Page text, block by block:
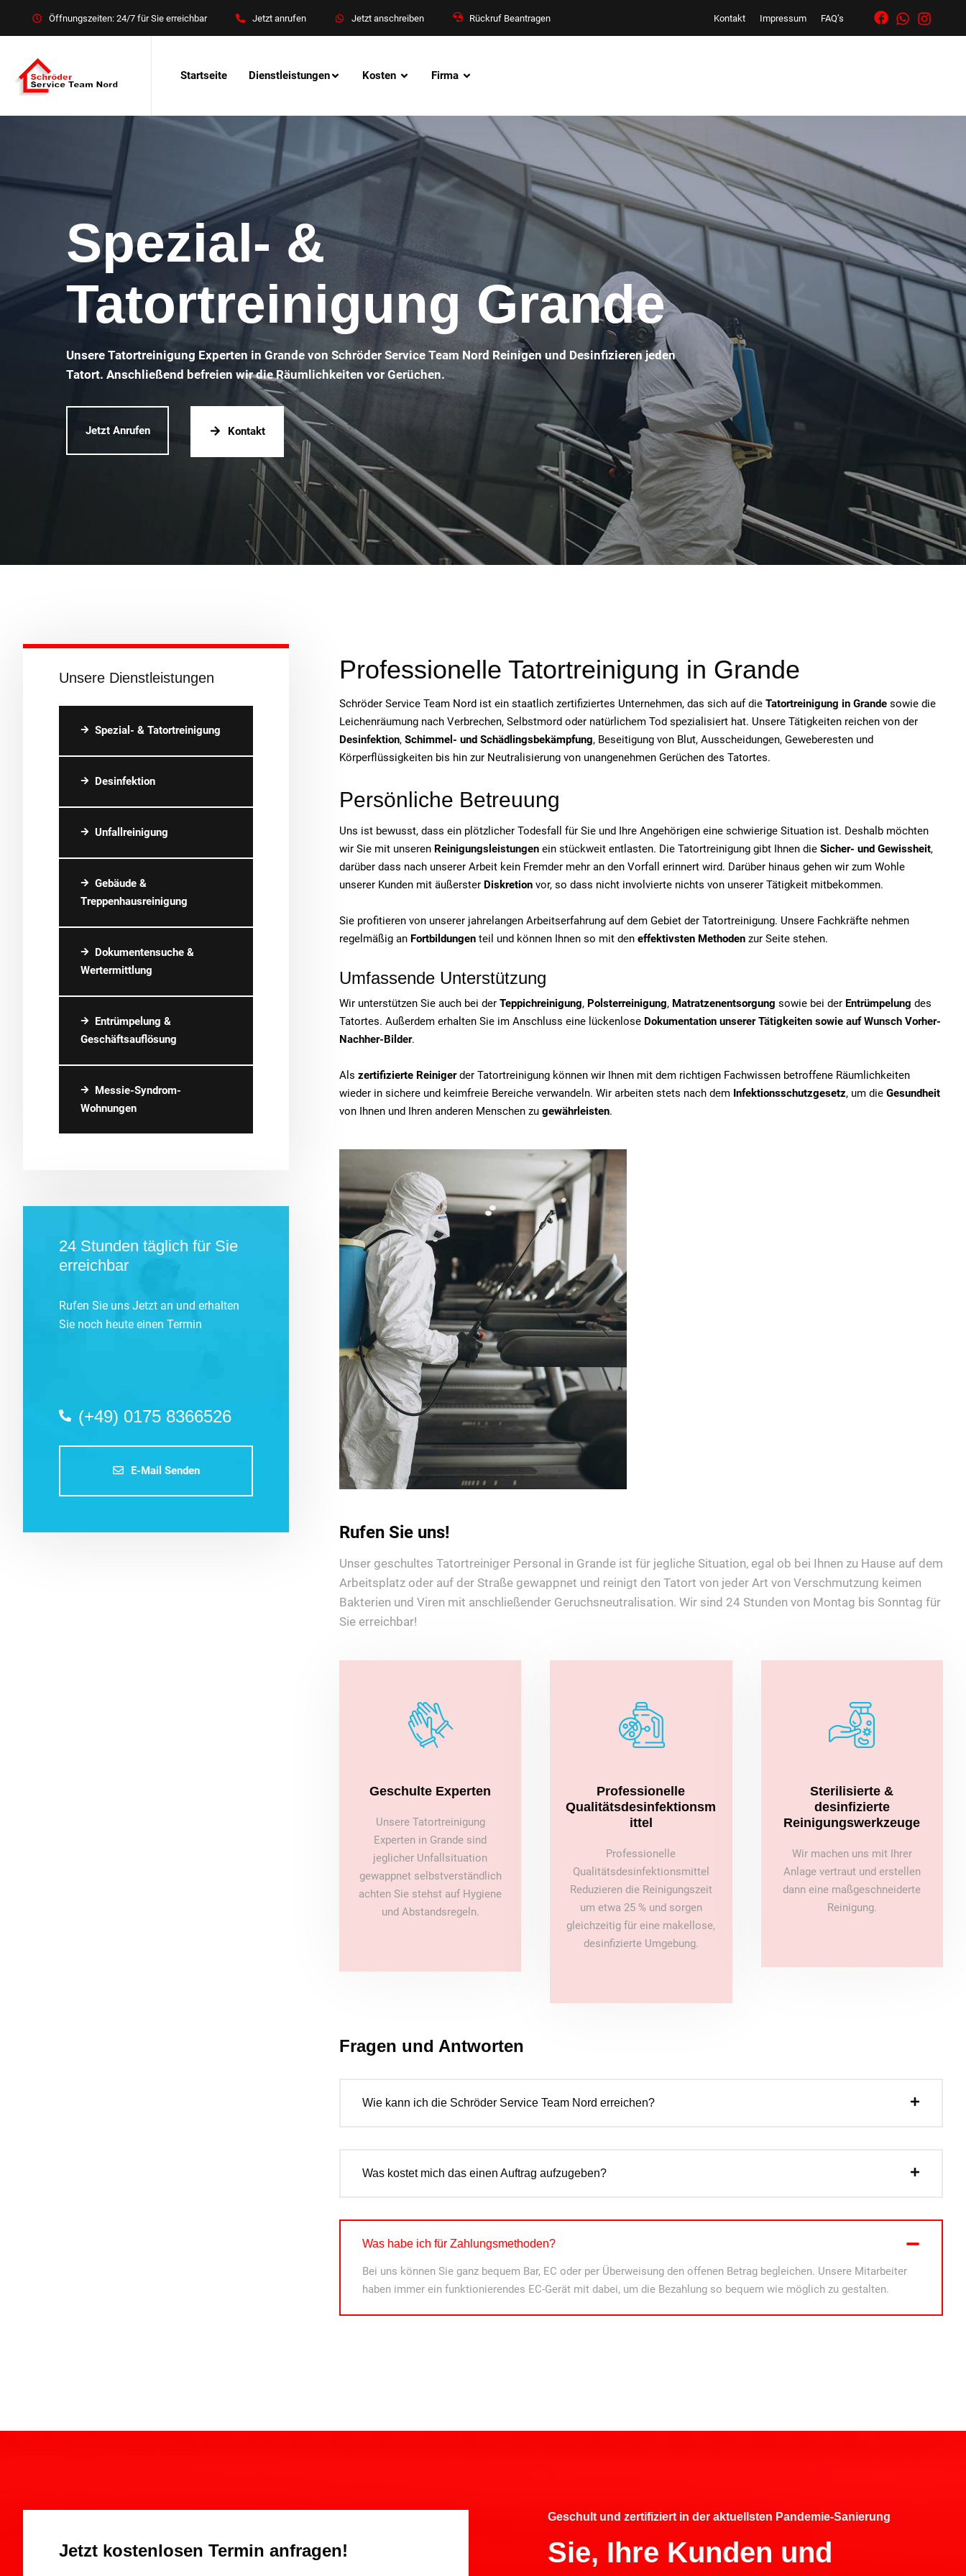
Öffnungszeiten: 24/7 für Sie erreichbar Jetzt anrufen Jetzt anschreiben Rückruf Beantragen Kontakt Impressum FAQ’s
Startseite Dienstleistungen Kosten Firma
Spezial- &
Tatortreinigung Grande
Unsere Tatortreinigung Experten in Grande von Schröder Service Team Nord Reinigen und Desinfizieren jeden
Tatort. Anschließend befreien wir die Räumlichkeiten vor Gerüchen.
Jetzt Anrufen Kontakt
Unsere Dienstleistungen
Spezial- & Tatortreinigung
Desinfektion
Unfallreinigung
Gebäude &
Treppenhausreinigung
Dokumentensuche &
Wertermittlung
Entrümpelung &
Geschäftsauflösung
Messie-Syndrom-
Wohnungen
24 Stunden täglich für Sie
erreichbar
Rufen Sie uns Jetzt an und erhalten
Sie noch heute einen Termin
(+49) 0175 8366526
E-Mail Senden
Professionelle Tatortreinigung in Grande
Schröder Service Team Nord ist ein staatlich zertifiziertes Unternehmen, das sich auf die Tatortreinigung in Grande sowie die
Leichenräumung nach Verbrechen, Selbstmord oder natürlichem Tod spezialisiert hat. Unsere Tätigkeiten reichen von der
Desinfektion, Schimmel- und Schädlingsbekämpfung, Beseitigung von Blut, Ausscheidungen, Geweberesten und
Körperflüssigkeiten bis hin zur Neutralisierung von unangenehmen Gerüchen des Tatortes.
Persönliche Betreuung
Uns ist bewusst, dass ein plötzlicher Todesfall für Sie und Ihre Angehörigen eine schwierige Situation ist. Deshalb möchten
wir Sie mit unseren Reinigungsleistungen ein stückweit entlasten. Die Tatortreinigung gibt Ihnen die Sicher- und Gewissheit,
darüber dass nach unserer Arbeit kein Fremder mehr an den Vorfall erinnert wird. Darüber hinaus gehen wir zum Wohle
unserer Kunden mit äußerster Diskretion vor, so dass nicht involvierte nichts von unserer Tätigkeit mitbekommen.
Sie profitieren von unserer jahrelangen Arbeitserfahrung auf dem Gebiet der Tatortreinigung. Unsere Fachkräfte nehmen
regelmäßig an Fortbildungen teil und können Ihnen so mit den effektivsten Methoden zur Seite stehen.
Umfassende Unterstützung
Wir unterstützen Sie auch bei der Teppichreinigung, Polsterreinigung, Matratzenentsorgung sowie bei der Entrümpelung des
Tatortes. Außerdem erhalten Sie im Anschluss eine lückenlose Dokumentation unserer Tätigkeiten sowie auf Wunsch Vorher-
Nachher-Bilder.
Als zertifizierte Reinigerder Tatortreinigung können wir Ihnen mit dem richtigen Fachwissen betroffene Räumlichkeiten
wieder in sichere und keimfreie Bereiche verwandeln. Wir arbeiten stets nach dem Infektionsschutzgesetz, um die Gesundheit
von Ihnen und Ihren anderen Menschen zu gewährleisten.
Rufen Sie uns!
Unser geschultes Tatortreiniger Personal in Grande ist für jegliche Situation, egal ob bei Ihnen zu Hause auf dem
Arbeitsplatz oder auf der Straße gewappnet und reinigt den Tatort von jeder Art von Verschmutzung keimen
Bakterien und Viren mit anschließender Geruchsneutralisation. Wir sind 24 Stunden von Montag bis Sonntag für
Sie erreichbar!
Geschulte Experten
Unsere Tatortreinigung
Experten in Grande sind
jeglicher Unfallsituation
gewappnet selbstverständlich
achten Sie stehst auf Hygiene
und Abstandsregeln.
Professionelle
Qualitätsdesinfektionsm
ittel
Professionelle
Qualitätsdesinfektionsmittel
Reduzieren die Reinigungszeit
um etwa 25 % und sorgen
gleichzeitig für eine makellose,
desinfizierte Umgebung.
Sterilisierte &
desinfizierte
Reinigungswerkzeuge
Wir machen uns mit Ihrer
Anlage vertraut und erstellen
dann eine maßgeschneiderte
Reinigung.
Fragen und Antworten
Wie kann ich die Schröder Service Team Nord erreichen?
Was kostet mich das einen Auftrag aufzugeben?
Was habe ich für Zahlungsmethoden?
Bei uns können Sie ganz bequem Bar, EC oder per Überweisung den offenen Betrag begleichen. Unsere Mitarbeiter
haben immer ein funktionierendes EC-Gerät mit dabei, um die Bezahlung so bequem wie möglich zu gestalten.
Jetzt kostenlosen Termin anfragen!
Geschult und zertifiziert in der aktuellsten Pandemie-Sanierung
Sie, Ihre Kunden und